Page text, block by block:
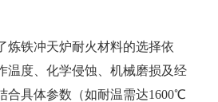
炼铁冲天炉耐火材料的选择依
温度、化学侵蚀、机械磨损及经
合具体参数（如耐温需达1600℃